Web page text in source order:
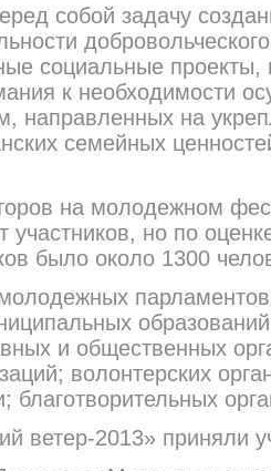
собой задачу
добровольческо
социальные проекты,
к необходимости
направленных на
семейных
на молодежном
участников, но по
было около 1300
и общественных
волонтерских
благотворительных
ветер-2013» приняли